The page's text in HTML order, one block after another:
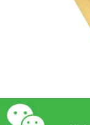
益智学习